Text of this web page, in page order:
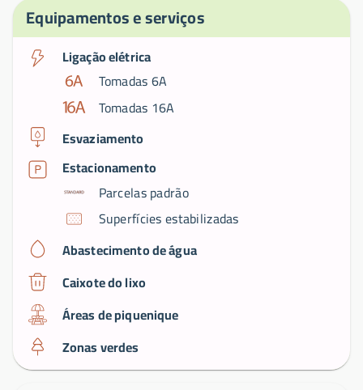
Equipamentos e serviços
Ligação elétrica
Tomadas 6A
Tomadas 16A
Esvaziamento
Estacionamento
Parcelas padrão
Superfícies estabilizadas
Abastecimento de água
Caixote do lixo
Áreas de piquenique
Zonas verdes